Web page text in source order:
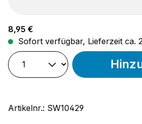
Regulärer Preis:
8,95 €
Sofort verfügbar, Lieferzeit ca.
Artikelnr.: SW10429